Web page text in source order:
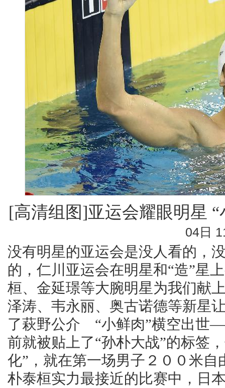
[高清组图]亚运会耀眼明星
04日
没有明星的亚运会是没人看的，
的，仁川亚运会在明星和“造”星
桓、金延璟等大腕明星为我们献
泽涛、韦永丽、奥古诺德等新星
了萩野公介 “小鲜肉”横空出世
前就被贴上了“孙朴大战”的标签
化”，就在第一场男子２００米
朴泰桓实力最接近的比赛中，日